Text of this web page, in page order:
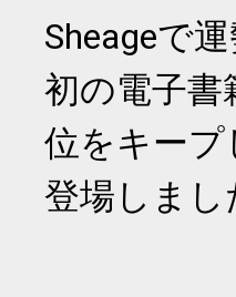
Sheageで
初の電子書
位をキー
登場しま